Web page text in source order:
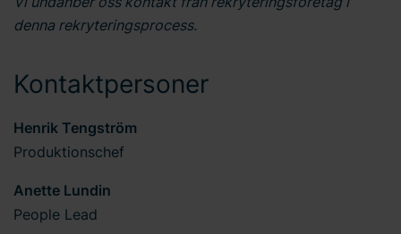
denna rekryteringsprocess.
Kontaktpersoner
Henrik Tengström
Produktionschef
Anette Lundin
People Lead